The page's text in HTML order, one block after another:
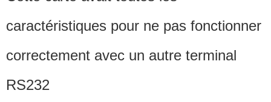
caractéristiques pour ne pas fonctionner
correctement avec un autre terminal
RS232